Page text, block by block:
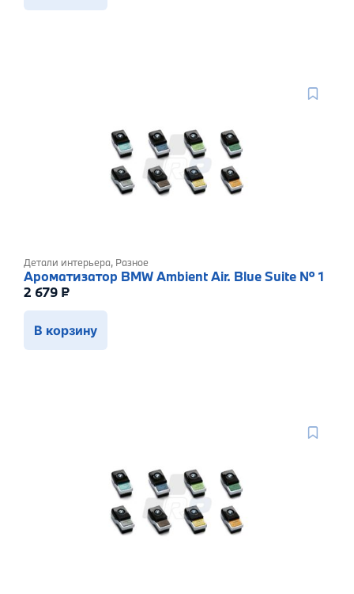
Детали интерьера, Разное
Ароматизатор BMW Ambient Air. Blue Suite № 1
2 679 ₽
В корзину